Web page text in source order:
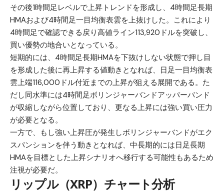
その後1時間足レベルで上昇トレンドを形成し、4時間足長期
HMAおよび4時間足一目均衡表雲を上抜けした。これにより
4時間足で確認できる戻り高値ライン113,920ドルを突破し、
買い優勢の地合いとなっている。
短期的には、4時間足長期HMAを下抜けしない状態で押し目
を形成した後に再上昇する値動きとなれば、日足一目均衡表
雲上端116,000ドル付近までの上昇が狙える展開である。た
だし同水準には4時間足ボリンジャーバンドアッパーバンド
が収縮しながら位置しており、更なる上昇には強い買い圧力
が必要となる。
一方で、もし強い上昇圧が発生しボリンジャーバンドがエク
スパンションを伴う動きとなれば、中長期的には日足長期
HMAを目標とした上昇シナリオへ移行する可能性もあるため
注視が必要だ。
リップル（XRP）チャート分析